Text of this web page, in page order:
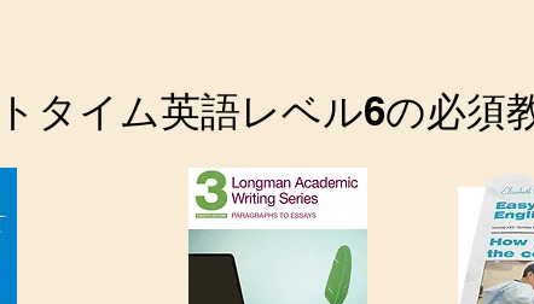
タイム英語レベル6の必須